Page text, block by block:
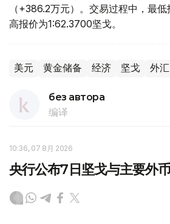
（+386.2万元）。交易过程中，最
高报价为1:62.3700坚戈。
美元 黄金储备 经济 坚戈 外汇
без автора
编译
10:36, 07 8月 2026
央行公布7日坚戈与主要外